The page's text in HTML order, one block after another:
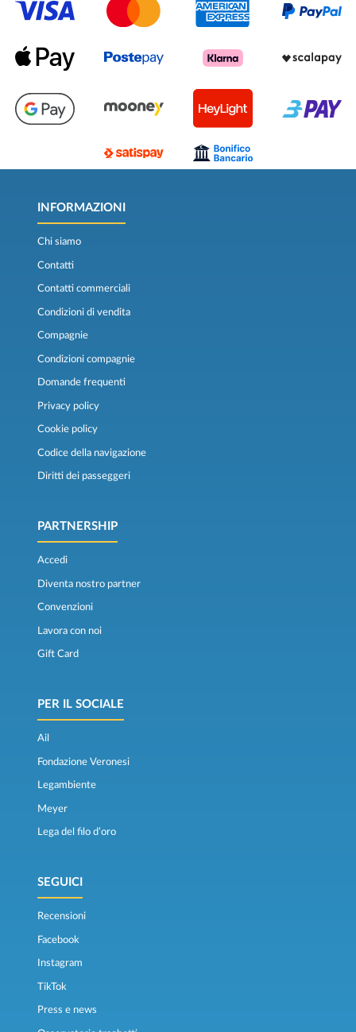
INFORMAZIONI
Chi siamo
Contatti
Contatti commerciali
Condizioni di vendita
Compagnie
Condizioni compagnie
Domande frequenti
Privacy policy
Cookie policy
Codice della navigazione
Diritti dei passeggeri
PARTNERSHIP
Accedi
Diventa nostro partner
Convenzioni
Lavora con noi
Gift Card
PER IL SOCIALE
Ail
Fondazione Veronesi
Legambiente
Meyer
Lega del filo d’oro
SEGUICI
Recensioni
Facebook
Instagram
TikTok
Press e news